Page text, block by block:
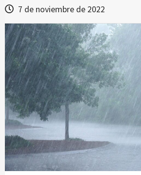
7 de noviembre de 2022